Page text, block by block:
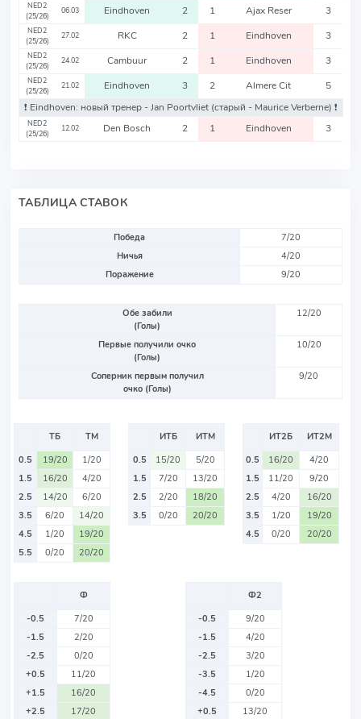
NED2
(25/26)
06.03 Eindhoven 2 1 Ajax Reser 3
NED2
(25/26)
27.02 RKC 2 1 Eindhoven 3
NED2
(25/26)
24.02 Cambuur 2 1 Eindhoven 3
NED2
(25/26)
21.02 Eindhoven 3 2 Almere Cit
5
❗️ Eindhoven: новый тренер - Jan Poortvliet (старый - Maurice Verberne) ❗️
NED2
(25/26)
12.02 Den Bosch 2 1 Eindhoven 3
ТАБЛИЦА СТАВОК
Победа
7/20
Ничья
4/20
Поражение
9/20
Обе забили
(Голы)
12/20
Первые получили очко
(Голы)
10/20
Соперник первым получил
очко (Голы)
9/20
ТБ
ТМ
0.5
19/20
1/20
1.5
16/20
4/20
2.5
14/20
6/20
3.5
6/20
14/20
4.5
1/20
19/20
5.5
0/20 20/20
ИТБ
ИТМ
0.5
15/20
5/20
1.5
7/20
13/20
2.5
2/20
18/20
3.5
0/20 20/20
ИТ2Б
ИТ2М
0.5
16/20
4/20
1.5
11/20
9/20
2.5
4/20
16/20
3.5
1/20
19/20
4.5
0/20 20/20
Ф
-0.5
7/20
-1.5
2/20
-2.5
0/20
+0.5
11/20
+1.5
16/20
+2.5
17/20
Ф2
-0.5
9/20
-1.5
4/20
-2.5
3/20
-3.5
1/20
-4.5
0/20
+0.5
13/20